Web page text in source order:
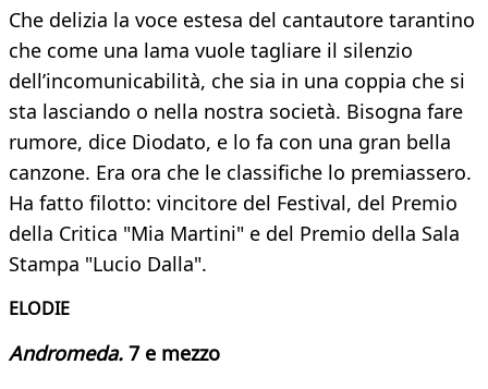
Che delizia la voce estesa del cantautore tarantino
che come una lama vuole tagliare il silenzio
dell’incomunicabilità, che sia in una coppia che si
sta lasciando o nella nostra società. Bisogna fare
rumore, dice Diodato, e lo fa con una gran bella
canzone. Era ora che le classifiche lo premiassero.
Ha fatto filotto: vincitore del Festival, del Premio
della Critica "Mia Martini" e del Premio della Sala
Stampa "Lucio Dalla".
ELODIE
Andromeda. 7 e mezzo